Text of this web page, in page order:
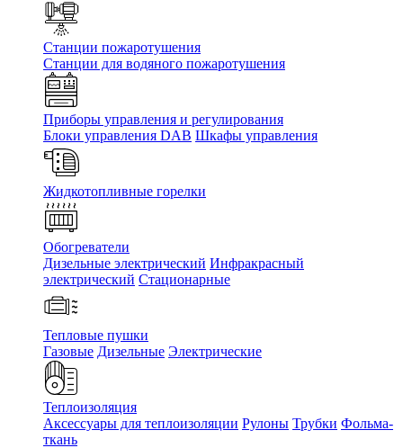
Станции пожаротушения
Станции для водяного пожаротушения
Приборы управления и регулирования
Блоки управления DAB Шкафы управления
Жидкотопливные горелки
Обогреватели
Дизельные электрический Инфракрасный
электрический Стационарные
Тепловые пушки
Газовые Дизельные Электрические
Теплоизоляция
Аксессуары для теплоизоляции Рулоны Трубки Фольма-
ткань